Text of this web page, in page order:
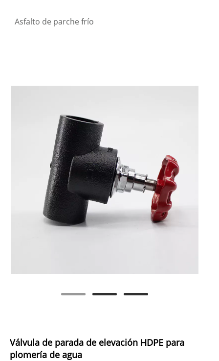
Asfalto de parche frío
Válvula de parada de elevación HDPE para
plomería de agua